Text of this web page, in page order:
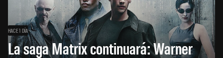
HACE 1 DÍA
La saga Matrix continuará: Warner